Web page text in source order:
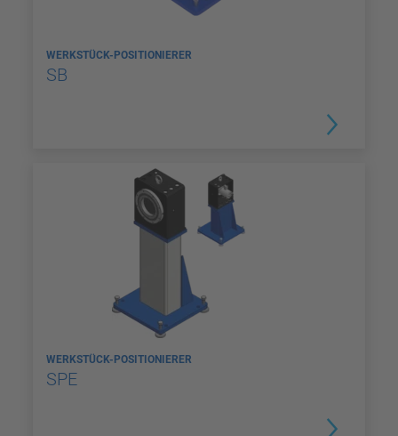
WERKSTÜCK-POSITIONIERER
SB
WERKSTÜCK-POSITIONIERER
SPE